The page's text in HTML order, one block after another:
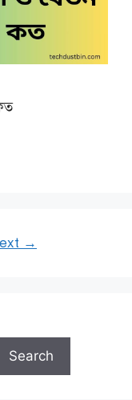
→
Search